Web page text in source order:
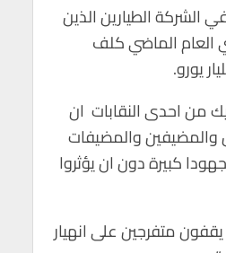
الشركة الطيارين الذين
العام الماضي كلف
يورو.
من احدى النقابات ان
والمضيفين والمضيفات
كبيرة دون ان يؤثروا
متفرجين على انهيار